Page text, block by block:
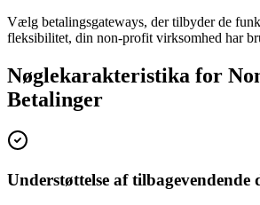
Vælg betalingsgateways, der tilbyder de
fleksibilitet, din non-profit virksomhed har
Nøglekarakteristika for
Betalinger
Understøttelse af tilbagevendende